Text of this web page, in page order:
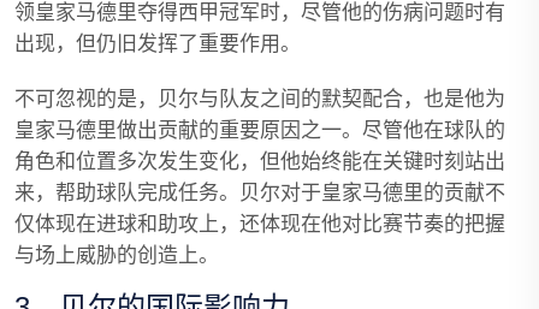
领皇家马德里夺得西甲冠军时，尽管他的伤病问题时有
出现，但仍旧发挥了重要作用。
不可忽视的是，贝尔与队友之间的默契配合，也是他为
皇家马德里做出贡献的重要原因之一。尽管他在球队的
角色和位置多次发生变化，但他始终能在关键时刻站出
来，帮助球队完成任务。贝尔对于皇家马德里的贡献不
仅体现在进球和助攻上，还体现在他对比赛节奏的把握
与场上威胁的创造上。